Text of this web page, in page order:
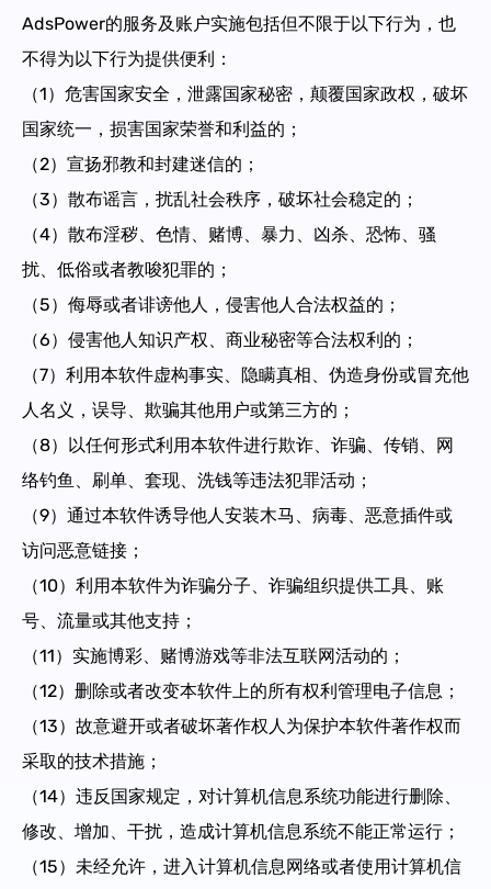
AdsPower的服务及账户实施包括但不限于以下行为，也
不得为以下行为提供便利：
（1）危害国家安全，泄露国家秘密，颠覆国家政权，破坏
国家统一，损害国家荣誉和利益的；
（2）宣扬邪教和封建迷信的；
（3）散布谣言，扰乱社会秩序，破坏社会稳定的；
（4）散布淫秽、色情、赌博、暴力、凶杀、恐怖、骚
扰、低俗或者教唆犯罪的；
（5）侮辱或者诽谤他人，侵害他人合法权益的；
（6）侵害他人知识产权、商业秘密等合法权利的；
（7）利用本软件虚构事实、隐瞒真相、伪造身份或冒充他
人名义，误导、欺骗其他用户或第三方的；
（8）以任何形式利用本软件进行欺诈、诈骗、传销、网
络钓鱼、刷单、套现、洗钱等违法犯罪活动；
（9）通过本软件诱导他人安装木马、病毒、恶意插件或
访问恶意链接；
（10）利用本软件为诈骗分子、诈骗组织提供工具、账
号、流量或其他支持；
（11）实施博彩、赌博游戏等非法互联网活动的；
（12）删除或者改变本软件上的所有权利管理电子信息；
（13）故意避开或者破坏著作权人为保护本软件著作权而
采取的技术措施；
（14）违反国家规定，对计算机信息系统功能进行删除、
修改、增加、干扰，造成计算机信息系统不能正常运行；
（15）未经允许，进入计算机信息网络或者使用计算机信